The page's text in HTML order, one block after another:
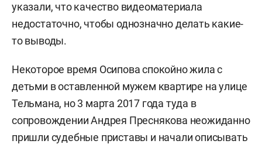
указали, что качество видеоматериала
недостаточно, чтобы однозначно делать какие-
то выводы.
Некоторое время Осипова спокойно жила с
детьми в оставленной мужем квартире на улице
Тельмана, но 3 марта 2017 года туда в
сопровождении Андрея Преснякова неожиданно
пришли судебные приставы и начали описывать